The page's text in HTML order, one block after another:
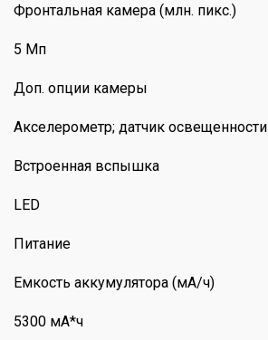
Фронтальная камера (млн. пикс.)
5 Мп
Доп. опции камеры
Акселерометр; датчик освещенности
Встроенная вспышка
LED
Питание
Емкость аккумулятора (мА/ч)
5300 мА*ч